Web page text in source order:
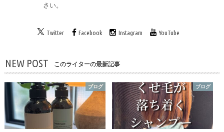
さい。
Twitter Facebook Instagram YouTube
NEW POST このライターの最新記事
ブログ ブログ